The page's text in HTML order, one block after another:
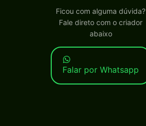
Ficou com alguma dúvida?
Fale direto com o criador
abaixo
Falar por Whatsapp